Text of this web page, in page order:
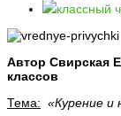
классный
Автор Свирская
классов
Тема: «Курение и